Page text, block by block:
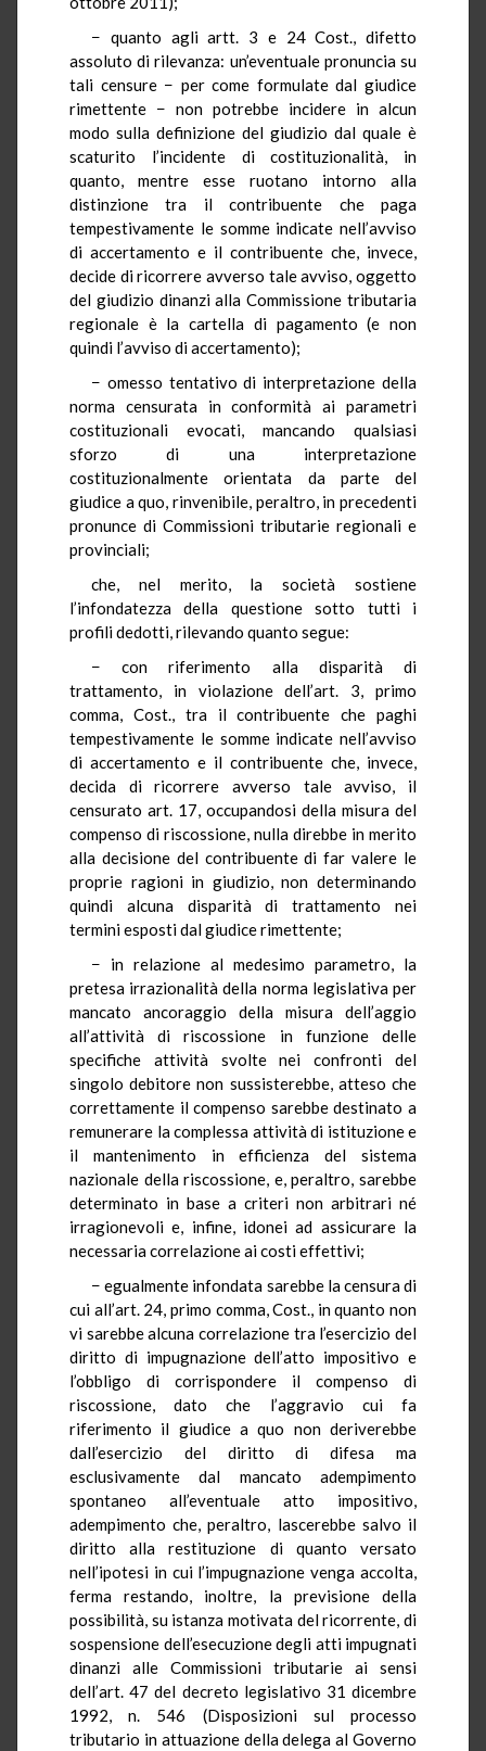
− quanto agli artt. 3 e 24 Cost., difetto
assoluto di rilevanza: un’eventuale pronuncia su
tali censure − per come formulate dal giudice
rimettente − non potrebbe incidere in alcun
modo sulla definizione del giudizio dal quale è
scaturito l’incidente di costituzionalità, in
quanto, mentre esse ruotano intorno alla
distinzione tra il contribuente che paga
tempestivamente le somme indicate nell’avviso
di accertamento e il contribuente che, invece,
decide di ricorrere avverso tale avviso, oggetto
del giudizio dinanzi alla Commissione tributaria
regionale è la cartella di pagamento (e non
quindi l’avviso di accertamento);
− omesso tentativo di interpretazione della
norma censurata in conformità ai parametri
costituzionali evocati, mancando qualsiasi
sforzo di una interpretazione
costituzionalmente orientata da parte del
giudice a quo, rinvenibile, peraltro, in precedenti
pronunce di Commissioni tributarie regionali e
provinciali;
che, nel merito, la società sostiene
l’infondatezza della questione sotto tutti i
profili dedotti, rilevando quanto segue:
− con riferimento alla disparità di
trattamento, in violazione dell’art. 3, primo
comma, Cost., tra il contribuente che paghi
tempestivamente le somme indicate nell’avviso
di accertamento e il contribuente che, invece,
decida di ricorrere avverso tale avviso, il
censurato art. 17, occupandosi della misura del
compenso di riscossione, nulla direbbe in merito
alla decisione del contribuente di far valere le
proprie ragioni in giudizio, non determinando
quindi alcuna disparità di trattamento nei
termini esposti dal giudice rimettente;
− in relazione al medesimo parametro, la
pretesa irrazionalità della norma legislativa per
mancato ancoraggio della misura dell’aggio
all’attività di riscossione in funzione delle
specifiche attività svolte nei confronti del
singolo debitore non sussisterebbe, atteso che
correttamente il compenso sarebbe destinato a
remunerare la complessa attività di istituzione e
il mantenimento in efficienza del sistema
nazionale della riscossione, e, peraltro, sarebbe
determinato in base a criteri non arbitrari né
irragionevoli e, infine, idonei ad assicurare la
necessaria correlazione ai costi effettivi;
− egualmente infondata sarebbe la censura di
cui all’art. 24, primo comma, Cost., in quanto non
vi sarebbe alcuna correlazione tra l’esercizio del
diritto di impugnazione dell’atto impositivo e
l’obbligo di corrispondere il compenso di
riscossione, dato che l’aggravio cui fa
riferimento il giudice a quo non deriverebbe
dall’esercizio del diritto di difesa ma
esclusivamente dal mancato adempimento
spontaneo all’eventuale atto impositivo,
adempimento che, peraltro, lascerebbe salvo il
diritto alla restituzione di quanto versato
nell’ipotesi in cui l’impugnazione venga accolta,
ferma restando, inoltre, la previsione della
possibilità, su istanza motivata del ricorrente, di
sospensione dell’esecuzione degli atti impugnati
dinanzi alle Commissioni tributarie ai sensi
dell’art. 47 del decreto legislativo 31 dicembre
1992, n. 546 (Disposizioni sul processo
tributario in attuazione della delega al Governo